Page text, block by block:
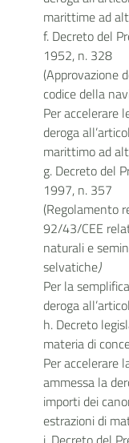
marittime ad
f. Decreto del
1952, n. 328
(Approvazione
codice della
Per accelerare
deroga
marittimo ad
g. Decreto del
1997, n. 357
(Regolamento
92/43/CEE
naturali e
selvatiche)
Per la
deroga
h. Decreto
materia di
Per accelerare
ammessa la
importi dei
estrazioni di